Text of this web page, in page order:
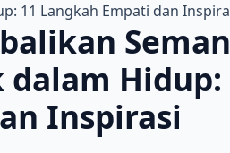
11 Langkah Empati dan
Hidup:
Inspirasi